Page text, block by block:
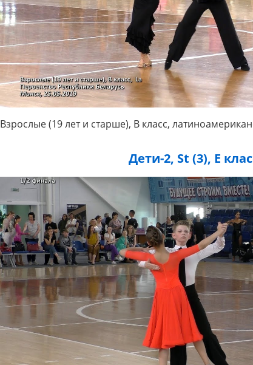
Взрослые (19 лет и старше), B класс,
Дети-2, St (3), E